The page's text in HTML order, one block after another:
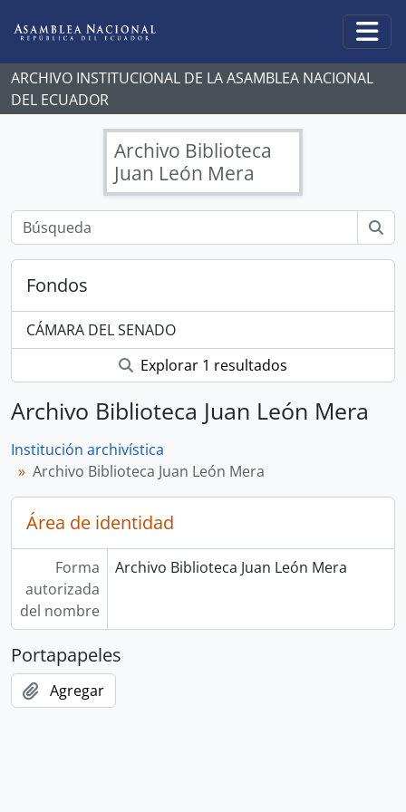
ARCHIVO INSTITUCIONAL DE LA ASAMBLEA NACIONAL
DEL ECUADOR
Archivo Biblioteca
Juan León Mera
Fondos
CÁMARA DEL SENADO
Explorar 1 resultados
Archivo Biblioteca Juan León Mera
Institución archivística
Archivo Biblioteca Juan León Mera
Área de identidad
Forma
autorizada
del nombre
Archivo Biblioteca Juan León Mera
Portapapeles
Agregar